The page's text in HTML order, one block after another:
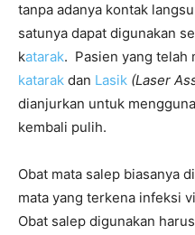
tanpa adanya kontak
satunya dapat digunakan
katarak. Pasien yang telah
katarak dan Lasik (Laser
dianjurkan untuk
kembali pulih.
Obat mata salep biasanya
mata yang terkena infeksi
Obat salep digunakan